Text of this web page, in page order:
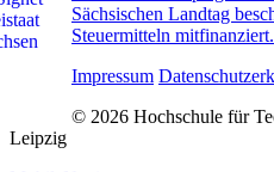
Sächsischen Landtag
Steuermitteln mitfinanziert.
Impressum
© 2026 Hochschule für
Leipzig